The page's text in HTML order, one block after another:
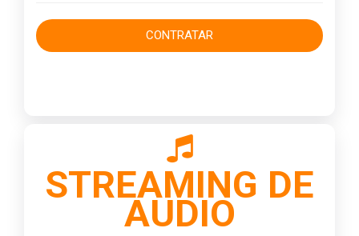
CONTRATAR

STREAMING DE
AUDIO